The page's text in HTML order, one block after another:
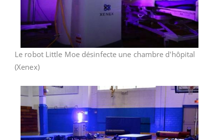
Le robot Little Moe désinfecte une chambre d'hôpital
(Xenex)